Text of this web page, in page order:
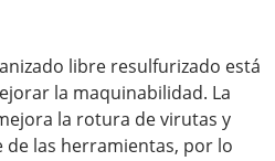
libre resulfurizado está
la maquinabilidad. La
la rotura de virutas y
de las herramientas, por lo